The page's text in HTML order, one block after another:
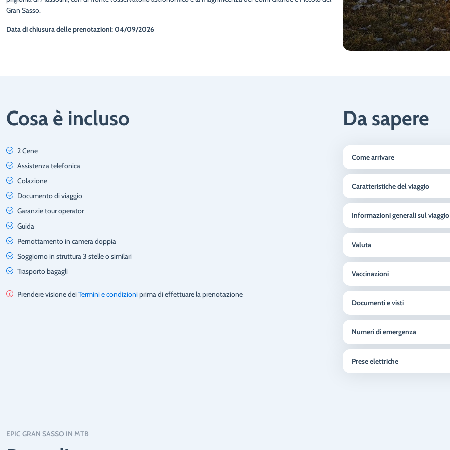
Gran Sasso.
Data di chiusura delle prenotazioni: 04/09/2026
Cosa è incluso
2 Cene
Assistenza telefonica
Colazione
Documento di viaggio
Garanzie tour operator
Guida
Pernottamento in camera doppia
Soggiorno in struttura 3 stelle o similari
Trasporto bagagli
Prendere visione dei Termini e condizioniprima di effettuare la prenotazione
Da sapere
Come arrivare
Caratteristiche del viaggio
Informazioni generali sul viaggio
Valuta
Vaccinazioni
Documenti e visti
Numeri di emergenza
Prese elettriche
EPIC GRAN SASSO IN MTB